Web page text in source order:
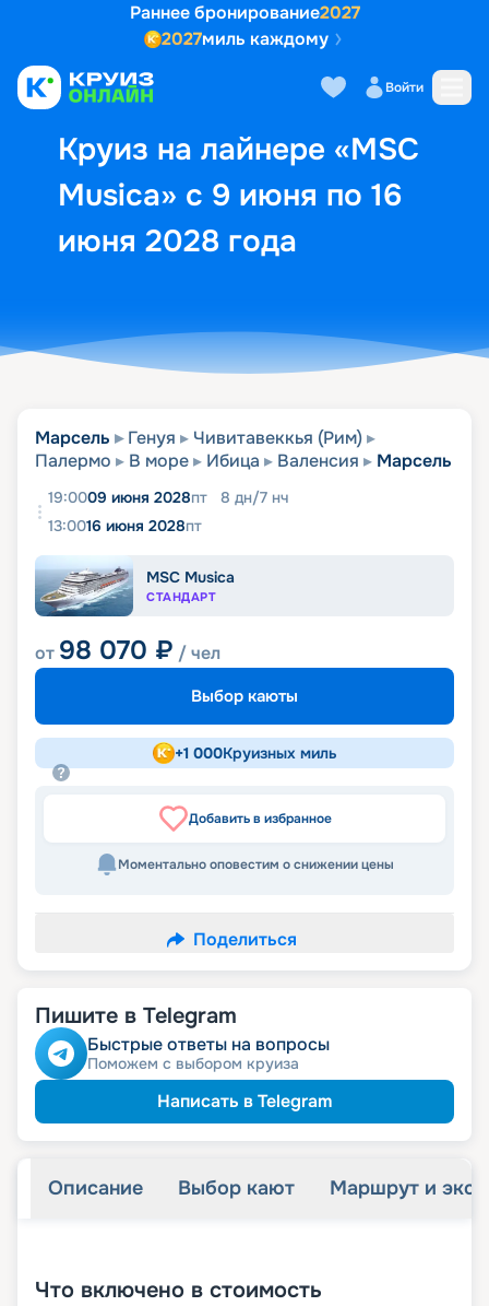
Раннее бронирование2027
2027миль каждому
Войти
Круиз на лайнере «MSC
Musica» с 9 июня по 16
июня 2028 года
Выбор кают Маршрут и
Марсель Генуя
Чивитавеккья (Рим)
Палермо
В море Ибица Валенсия Марсель
19:0009 июня 2028пт 8 дн/7 нч
13:0016 июня 2028пт
MSC Musica
СТАНДАРТ
от 98 070 ₽ / чел
Выбор каюты
+1 000Круизных миль
Добавить в избранное
Моментально оповестим о снижении цены
Поделиться
Пишите в Telegram
Быстрые ответы на вопросы
Поможем с выбором круиза
Написать в Telegram
Описание Выбор кают Маршрут и
Что включено в стоимость